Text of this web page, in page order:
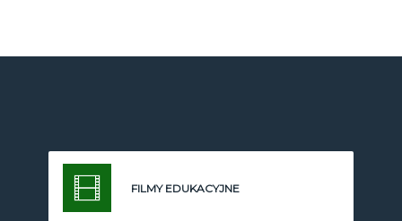
FILMY EDUKACYJNE